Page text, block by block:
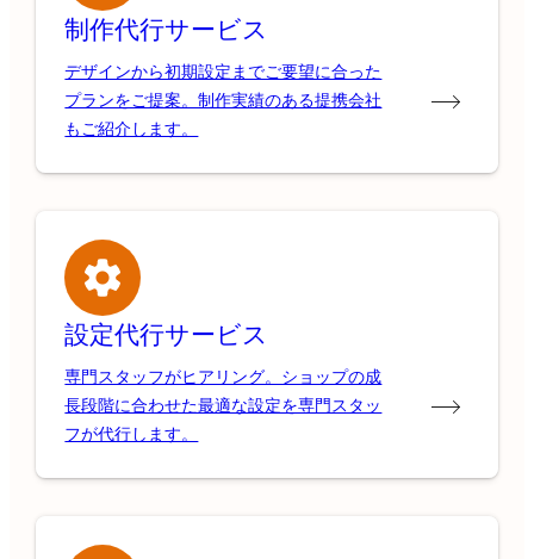
制作代行サービス
デザインから初期設定までご要望に合った
プランをご提案。制作実績のある提携会社
もご紹介します。
設定代行サービス
専門スタッフがヒアリング。ショップの成
長段階に合わせた最適な設定を専門スタッ
フが代行します。